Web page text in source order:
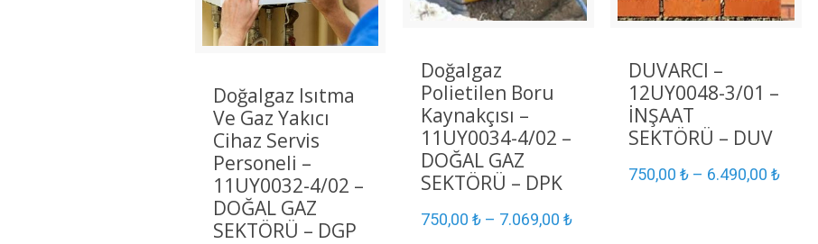
Doğalgaz Isıtma
Ve Gaz Yakıcı
Cihaz Servis
Personeli –
11UY0032-4/02 –
DOĞAL GAZ
SEKTÖRÜ – DGP
Doğalgaz
Polietilen Boru
Kaynakçısı –
11UY0034-4/02 –
DOĞAL GAZ
SEKTÖRÜ – DPK
750,00 ₺– 7.069,00 ₺
DUVARCI –
12UY0048-3/01 –
İNŞAAT
SEKTÖRÜ – DUV
750,00₺ – 6.490,00₺